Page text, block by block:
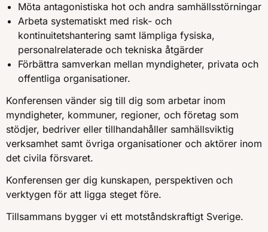
Möta antagonistiska hot och andra samhällsstörningar
Arbeta systematiskt med risk- och
kontinuitetshantering samt lämpliga fysiska,
personalrelaterade och tekniska åtgärder
Förbättra samverkan mellan myndigheter, privata och
offentliga organisationer.
Konferensen vänder sig till dig som arbetar inom
myndigheter, kommuner, regioner, och företag som
stödjer, bedriver eller tillhandahåller samhällsviktig
verksamhet samt övriga organisationer och aktörer inom
det civila försvaret.
Konferensen ger dig kunskapen, perspektiven och
verktygen för att ligga steget före.
Tillsammans bygger vi ett motståndskraftigt Sverige.